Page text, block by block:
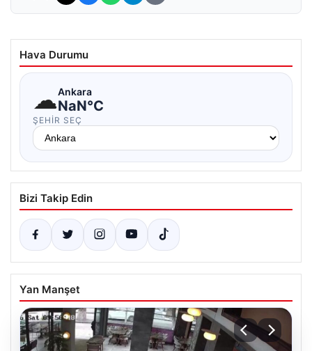
Hava Durumu
☁Ankara
NaN°C
ŞEHIR SEÇ
Bizi Takip Edin
Yan Manşet